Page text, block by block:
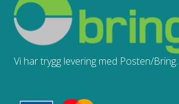
Vi har trygg levering med Posten/Bring.